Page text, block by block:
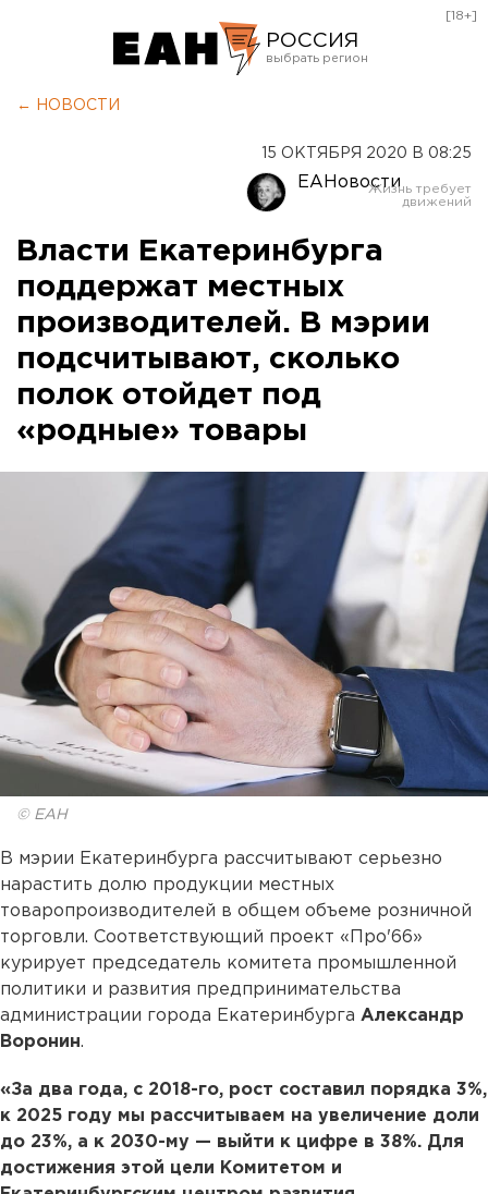
РОССИЯ
Оренбург
[18+]
← НОВОСТИ
15 ОКТЯБРЯ 2020 В 08:25
ЕАНовости
Власти Екатеринбурга
поддержат местных
производителей. В мэрии
подсчитывают, сколько
полок отойдет под
«родные» товары
© ЕАН
В мэрии Екатеринбурга рассчитывают серьезно
нарастить долю продукции местных
товаропроизводителей в общем объеме розничной
торговли. Соответствующий проект «Про'66»
курирует председатель комитета промышленной
политики и развития предпринимательства
администрации города Екатеринбурга Александр
Воронин.
«За два года, с 2018-го, рост составил порядка 3%,
к 2025 году мы рассчитываем на увеличение доли
до 23%, а к 2030-му — выйти к цифре в 38%. Для
достижения этой цели Комитетом и